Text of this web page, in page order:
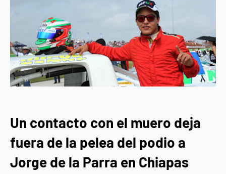
Un contacto con el muero deja
fuera de la pelea del podio a
Jorge de la Parra en Chiapas